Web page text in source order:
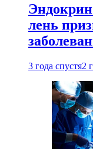
лень
3 года спустя2